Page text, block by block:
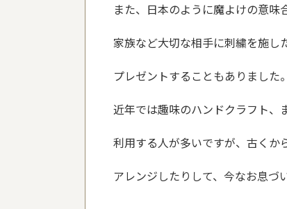
また、日本のように魔よけの意味
家族など大切な相手に刺繍を施し
プレゼントすることもありました。
近年では趣味のハンドクラフト、
利用する人が多いですが、古くか
アレンジしたりして、今なお息づ